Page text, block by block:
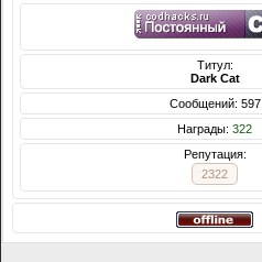
Титул:
Dark Cat
Сообщений: 597
Награды: 322
Репутация:
2322